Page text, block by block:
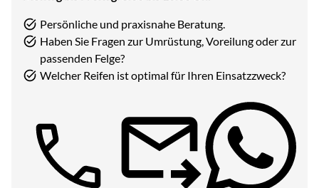
Persönliche und praxisnahe Beratung.
Haben Sie Fragen zur Umrüstung, Voreilung oder zur
passenden Felge?
Welcher Reifen ist optimal für Ihren Einsatzzweck?
Telefon: